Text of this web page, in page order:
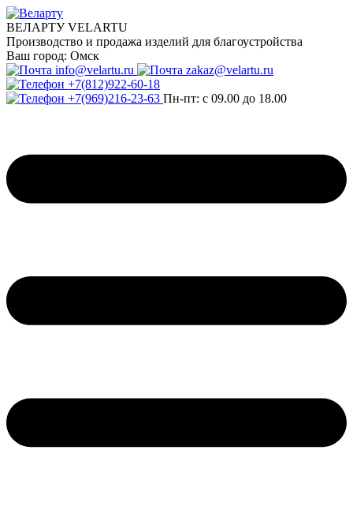
ВЕЛАРТУ VELARTU
Производство и продажа изделий для благоустройства
Ваш город: Омск
info@velartu.ru
zakaz@velartu.ru
+7(812)922-60-18
+7(969)216-23-63 Пн-пт: с 09.00 до 18.00